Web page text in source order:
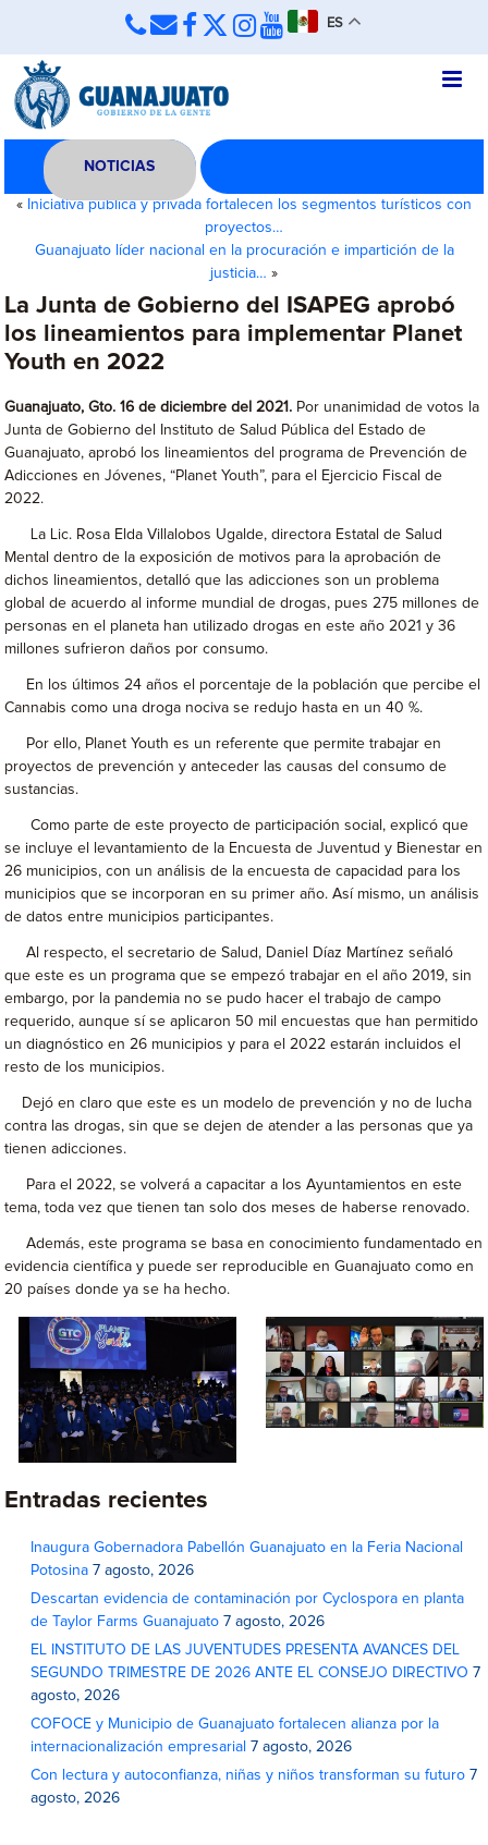
ES
NOTICIAS
« Iniciativa pública y privada fortalecen los segmentos turísticos con
proyectos…
Guanajuato líder nacional en la procuración e impartición de la
justicia… »
La Junta de Gobierno del ISAPEG aprobó
los lineamientos para implementar Planet
Youth en 2022
Guanajuato, Gto. 16 de diciembre del 2021. Por unanimidad de votos la
Junta de Gobierno del Instituto de Salud Pública del Estado de
Guanajuato, aprobó los lineamientos del programa de Prevención de
Adicciones en Jóvenes, “Planet Youth”, para el Ejercicio Fiscal de
2022.
La Lic. Rosa Elda Villalobos Ugalde, directora Estatal de Salud
Mental dentro de la exposición de motivos para la aprobación de
dichos lineamientos, detalló que las adicciones son un problema
global de acuerdo al informe mundial de drogas, pues 275 millones de
personas en el planeta han utilizado drogas en este año 2021 y 36
millones sufrieron daños por consumo.
En los últimos 24 años el porcentaje de la población que percibe el
Cannabis como una droga nociva se redujo hasta en un 40 %.
Por ello, Planet Youth es un referente que permite trabajar en
proyectos de prevención y anteceder las causas del consumo de
sustancias.
Como parte de este proyecto de participación social, explicó que
se incluye el levantamiento de la Encuesta de Juventud y Bienestar en
26 municipios, con un análisis de la encuesta de capacidad para los
municipios que se incorporan en su primer año. Así mismo, un análisis
de datos entre municipios participantes.
Al respecto, el secretario de Salud, Daniel Díaz Martínez señaló
que este es un programa que se empezó trabajar en el año 2019, sin
embargo, por la pandemia no se pudo hacer el trabajo de campo
requerido, aunque sí se aplicaron 50 mil encuestas que han permitido
un diagnóstico en 26 municipios y para el 2022 estarán incluidos el
resto de los municipios.
Dejó en claro que este es un modelo de prevención y no de lucha
contra las drogas, sin que se dejen de atender a las personas que ya
tienen adicciones.
Para el 2022, se volverá a capacitar a los Ayuntamientos en este
tema, toda vez que tienen tan solo dos meses de haberse renovado.
Además, este programa se basa en conocimiento fundamentado en
evidencia científica y puede ser reproducible en Guanajuato como en
20 países donde ya se ha hecho.
Entradas recientes
Inaugura Gobernadora Pabellón Guanajuato en la Feria Nacional
Potosina 7 agosto, 2026
Descartan evidencia de contaminación por Cyclospora en planta
de Taylor Farms Guanajuato 7 agosto, 2026
EL INSTITUTO DE LAS JUVENTUDES PRESENTA AVANCES DEL
SEGUNDO TRIMESTRE DE 2026 ANTE EL CONSEJO DIRECTIVO 7
agosto, 2026
COFOCE y Municipio de Guanajuato fortalecen alianza por la
internacionalización empresarial 7 agosto, 2026
Con lectura y autoconfianza, niñas y niños transforman su futuro 7
agosto, 2026